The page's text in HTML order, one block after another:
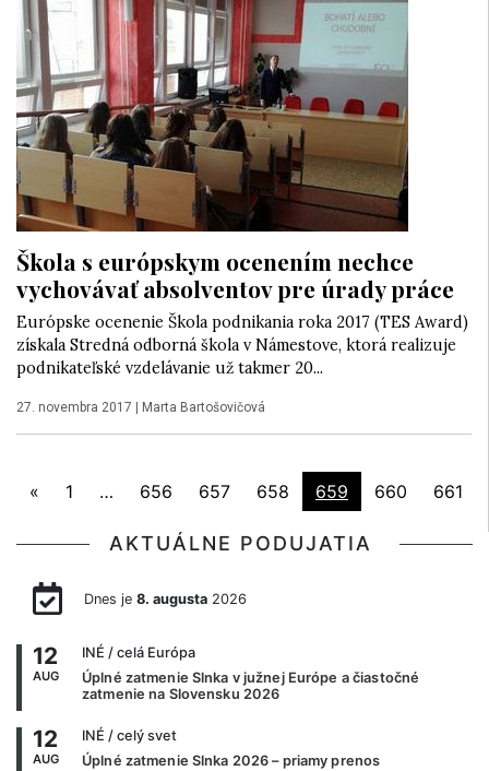
Škola s európskym ocenením nechce
vychovávať absolventov pre úrady práce
Európske ocenenie Škola podnikania roka 2017 (TES Award)
získala Stredná odborná škola v Námestove, ktorá realizuje
podnikateľské vzdelávanie už takmer 20...
27. novembra 2017 | Marta Bartošovičová
« 1 … 656 657 658 659 660 661
AKTUÁLNE PODUJATIA
Dnes je 8. augusta2026
12
AUG
INÉ / celá Európa
Úplné zatmenie Slnka v južnej Európe a čiastočné
zatmenie na Slovensku 2026
12
AUG
INÉ / celý svet
Úplné zatmenie Slnka 2026 – priamy prenos